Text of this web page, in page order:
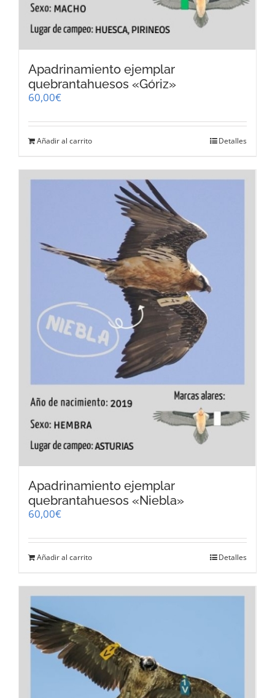
Apadrinamiento ejemplar
quebrantahuesos «Góriz»
60,00€
Añadir al carrito Detalles
Apadrinamiento ejemplar
quebrantahuesos «Niebla»
60,00€
Añadir al carrito Detalles